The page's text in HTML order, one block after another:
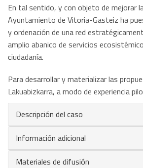
En tal sentido, y con objeto de mejorar
Ayuntamiento de Vitoria-Gasteiz ha
y ordenación de una red
amplio abanico de servicios
ciudadanía.
Para desarrollar y materializar las
Lakuabizkarra, a modo de experiencia
Descripción del caso
Información adicional
Materiales de difusión